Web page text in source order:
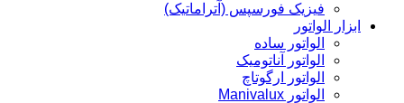
فیزیک فورسپس (آتراماتیک)
ابزار الواتور
الواتور ساده
الواتور آناتومیک
الواتور ارگوتاچ
الواتور Manivalux